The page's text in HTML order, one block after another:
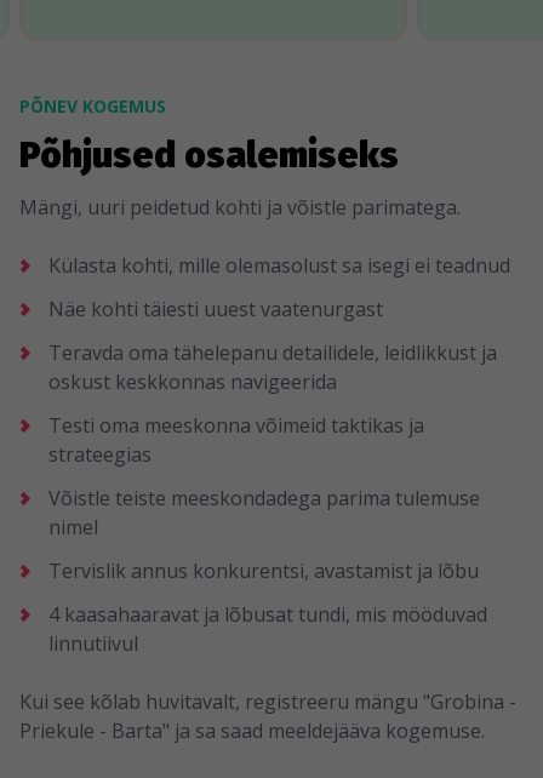
PÕNEV KOGEMUS
Põhjused osalemiseks
Mängi, uuri peidetud kohti ja võistle parimatega.
Külasta kohti, mille olemasolust sa isegi ei teadnud
Näe kohti täiesti uuest vaatenurgast
Teravda oma tähelepanu detailidele, leidlikkust ja
oskust keskkonnas navigeerida
Testi oma meeskonna võimeid taktikas ja
strateegias
Võistle teiste meeskondadega parima tulemuse
nimel
Tervislik annus konkurentsi, avastamist ja lõbu
4 kaasahaaravat ja lõbusat tundi, mis mööduvad
linnutiivul
Kui see kõlab huvitavalt, registreeru mängu "Grobina -
Priekule - Barta" ja sa saad meeldejääva kogemuse.